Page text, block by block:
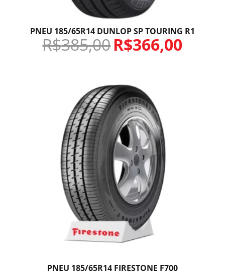
PNEU 185/65R14 DUNLOP SP TOURING R1
R$385,00R$366,00
PNEU 185/65R14 FIRESTONE F700